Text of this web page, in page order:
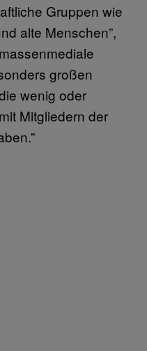
Gruppen wie
alte Menschen”,
großen
wenig oder
Mitgliedern der